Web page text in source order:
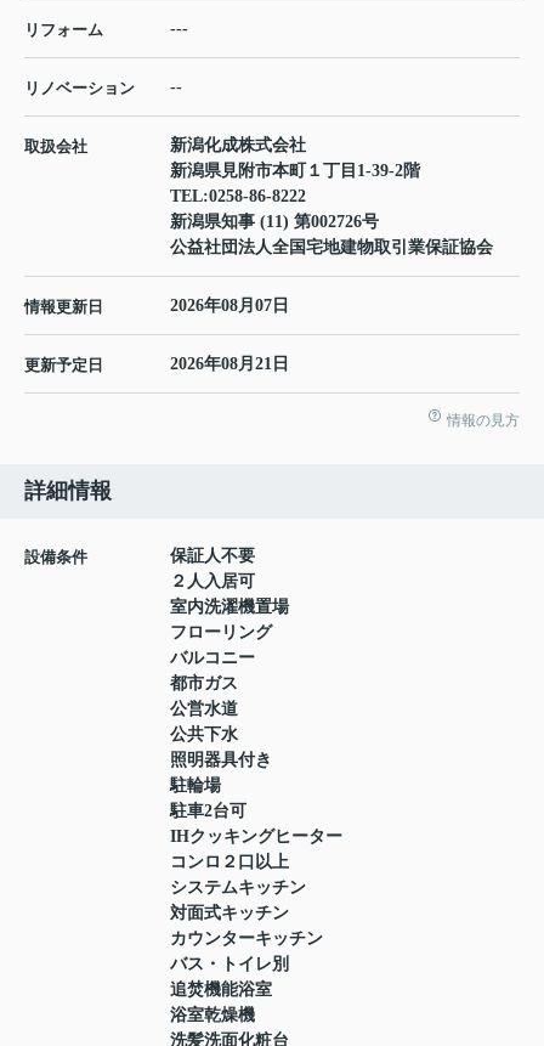
リフォーム ---
リノベーション --
取扱会社
新潟化成株式会社
新潟県見附市本町１丁目1-39-2階
TEL:0258-86-8222
新潟県知事 (11) 第002726号
公益社団法人全国宅地建物取引業保証協会
情報更新日 2026年08月07日
更新予定日 2026年08月21日
情報の見方
詳細情報
設備条件
保証人不要
２人入居可
室内洗濯機置場
フローリング
バルコニー
都市ガス
公営水道
公共下水
照明器具付き
駐輪場
駐車2台可
IHクッキングヒーター
コンロ２口以上
システムキッチン
対面式キッチン
カウンターキッチン
バス・トイレ別
追焚機能浴室
浴室乾燥機
洗髪洗面化粧台